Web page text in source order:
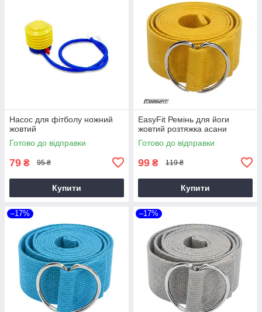
Насос для фітболу ножний
жовтий
Готово до відправки
79 ₴ 95 ₴
Купити
EasyFit Ремінь для йоги
жовтий розтяжка асани
Готово до відправки
99 ₴ 119 ₴
Купити
–17% –17%